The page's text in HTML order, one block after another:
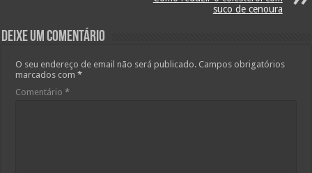
suco de cenoura
Deixe um comentário
O seu endereço de email não será publicado. Campos obrigatórios
marcados com*
Comentário*